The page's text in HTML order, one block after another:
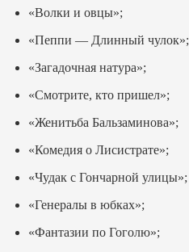
«Волки и овцы»;
«Пеппи — Длинный чулок»;
«Загадочная натура»;
«Смотрите, кто пришел»;
«Женитьба Бальзаминова»;
«Комедия о Лисистрате»;
«Чудак с Гончарной улицы»;
«Генералы в юбках»;
«Фантазии по Гоголю»;